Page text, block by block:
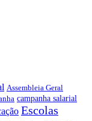
Assembleia Geral
campanha salarial
Escolas